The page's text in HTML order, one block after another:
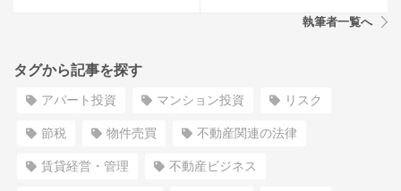
執筆者一覧へ
タグから記事を探す
アパート投資 マンション投資 リスク
節税 物件売買 不動産関連の法律
賃貸経営・管理 不動産ビジネス